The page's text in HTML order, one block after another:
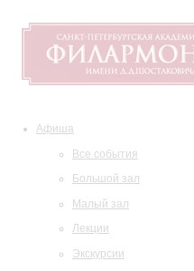
Афиша
Все события
Большой зал
Малый зал
Лекции
Экскурсии